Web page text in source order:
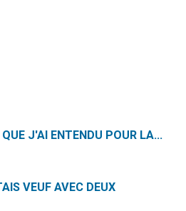
J'AI ENTENDU POUR LA...
VEUF AVEC DEUX